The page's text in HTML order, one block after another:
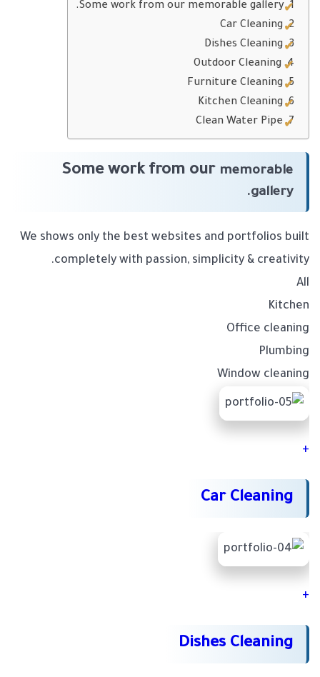
Some work from our memorable gallery.
Car Cleaning
Dishes Cleaning
Outdoor Cleaning
Furniture Cleaning
Kitchen Cleaning
Clean Water Pipe
Some work from our memorable
gallery.
We shows only the best websites and portfolios built
completely with passion, simplicity & creativity.
All
Kitchen
Office cleaning
Plumbing
Window cleaning
+
Car Cleaning
+
Dishes Cleaning